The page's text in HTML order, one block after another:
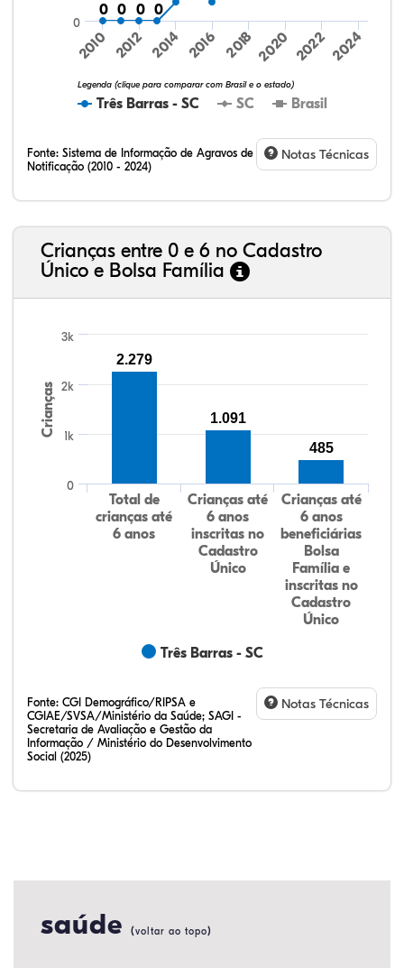
0
0 0
0 0
0 0
0
Três Barras - SC SC Brasil
Legenda (clique para comparar com Brasil e o estado)
2010 2012 2014 2016 2018 2020 2022 2024
0
Fonte: Sistema de Informação de Agravos de
Notificação (2010 - 2024)
Notas Técnicas
Crianças entre 0 e 6 no Cadastro
Único e Bolsa Família
Crianças
Três Barras - SC
Total de
crianças até
6 anos
Crianças até
6 anos
inscritas no
Cadastro
Único
Crianças até
6 anos
beneficiárias
Bolsa
Família e
inscritas no
Cadastro
Único
0
1k
2k
3k
2.279
1.091
485
Fonte: CGI Demográfico/RIPSA e
CGIAE/SVSA/Ministério da Saúde; SAGI -
Secretaria de Avaliação e Gestão da
Informação / Ministério do Desenvolvimento
Social (2025)
Notas Técnicas
saúde (voltar ao topo)
74,03%
5,10%
0,26%
19,73%
0,70%
0,19%
32,57%
9,24%
0,46%
54,88%
1,27%
1,56%